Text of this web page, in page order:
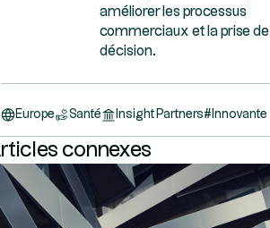
améliorer les processus
commerciaux et la prise de
décision.
Europe Santé Insight Partners# Innovante
connexes